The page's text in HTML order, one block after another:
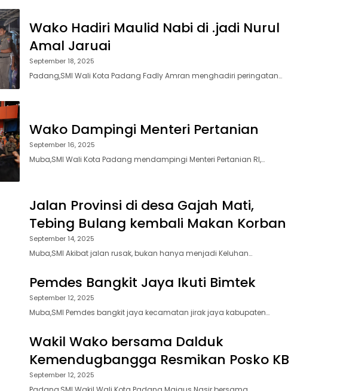
Wako Hadiri Maulid Nabi di .jadi Nurul
Amal Jaruai
September 18, 2025
Padang,SMI Wali Kota Padang Fadly Amran menghadiri peringatan…
Wako Dampingi Menteri Pertanian
September 16, 2025
Muba,SMI Wali Kota Padang mendampingi Menteri Pertanian RI,…
Jalan Provinsi di desa Gajah Mati,
Tebing Bulang kembali Makan Korban
September 14, 2025
Muba,SMI Akibat jalan rusak, bukan hanya menjadi Keluhan…
Pemdes Bangkit Jaya Ikuti Bimtek
September 12, 2025
Muba,SMI Pemdes bangkit jaya kecamatan jirak jaya kabupaten…
Wakil Wako bersama Dalduk
Kemendugbangga Resmikan Posko KB
September 12, 2025